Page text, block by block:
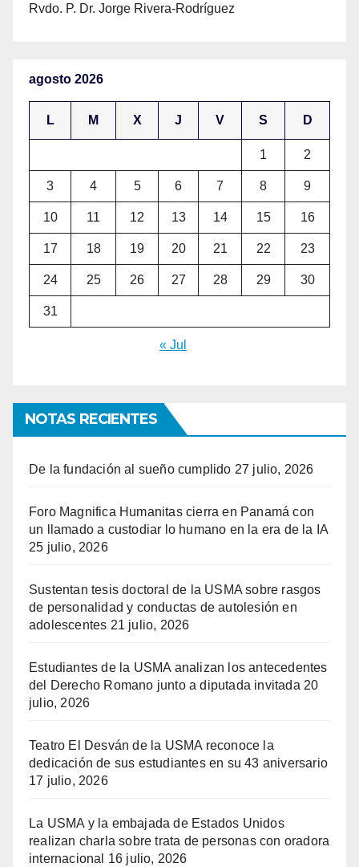
Rvdo. P. Dr. Jorge Rivera-Rodríguez
agosto 2026
L M X J V S D
1 2
3 4 5 6 7 8 9
10 11 12 13 14 15 16
17 18 19 20 21 22 23
24 25 26 27 28 29 30
31
« Jul
NOTAS RECIENTES
De la fundación al sueño cumplido 27 julio, 2026
Foro Magnifica Humanitas cierra en Panamá con
un llamado a custodiar lo humano en la era de la IA
25 julio, 2026
Sustentan tesis doctoral de la USMA sobre rasgos
de personalidad y conductas de autolesión en
adolescentes 21 julio, 2026
Estudiantes de la USMA analizan los antecedentes
del Derecho Romano junto a diputada invitada 20
julio, 2026
Teatro El Desván de la USMA reconoce la
dedicación de sus estudiantes en su 43 aniversario
17 julio, 2026
La USMA y la embajada de Estados Unidos
realizan charla sobre trata de personas con oradora
internacional
16 julio, 2026